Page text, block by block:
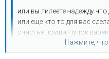
или вы лилеете надежду
или еще кто то для вас
счастье поуши, пупок
Нажмите,